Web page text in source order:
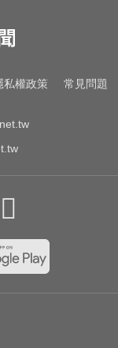
12
三
匝
私權政策 常見問題